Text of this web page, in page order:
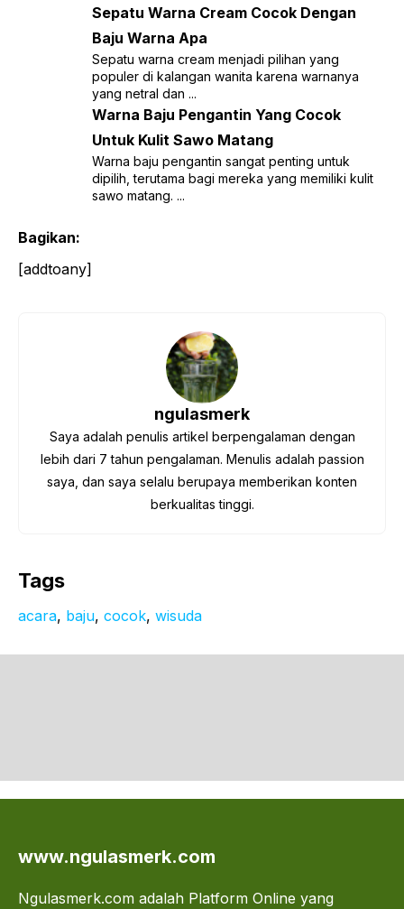
Sepatu Warna Cream Cocok Dengan
Baju Warna Apa
Sepatu warna cream menjadi pilihan yang
populer di kalangan wanita karena warnanya
yang netral dan ...
Warna Baju Pengantin Yang Cocok
Untuk Kulit Sawo Matang
Warna baju pengantin sangat penting untuk
dipilih, terutama bagi mereka yang memiliki kulit
sawo matang. ...
Bagikan:
[addtoany]
ngulasmerk
Saya adalah penulis artikel berpengalaman dengan
lebih dari 7 tahun pengalaman. Menulis adalah passion
saya, dan saya selalu berupaya memberikan konten
berkualitas tinggi.
Tags
acara, baju, cocok, wisuda
www.ngulasmerk.com
Ngulasmerk.com adalah Platform Online yang